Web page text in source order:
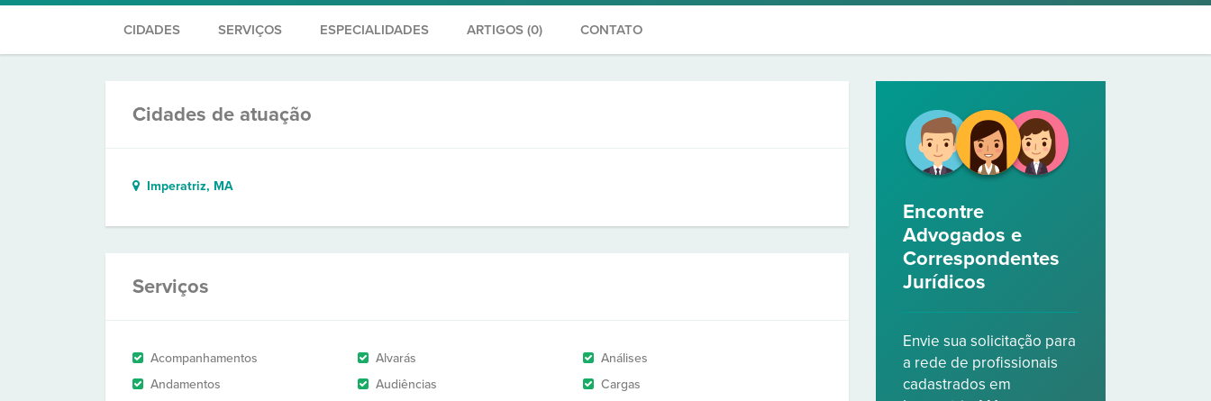
CIDADES SERVIÇOS ESPECIALIDADES ARTIGOS (0) CONTATO
Cidades de atuação
Imperatriz, MA
Serviços
Acompanhamentos Alvarás
Análises
Andamentos
Audiências
Cargas
Encontre
Advogados e
Correspondentes
Jurídicos
Envie sua solicitação para
a rede de profissionais
cadastrados em